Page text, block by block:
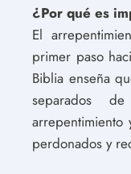
¿Por qué es
El
primer paso
Biblia enseña
separados
arrepentimiento
perdonados y